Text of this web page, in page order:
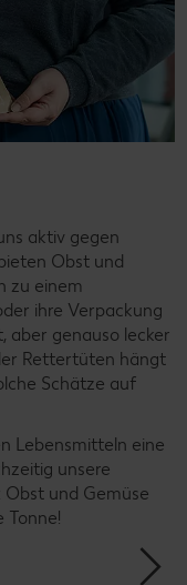
aktiv gegen
Obst und
zu einem
ihre Verpackung
aber genauso lecker
Rettertüten hängt
Schätze auf
Lebensmitteln eine
unsere
Obst und Gemüse
Tonne!